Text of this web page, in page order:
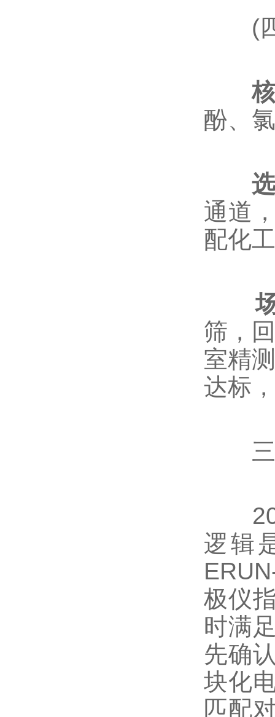
(四)
酚、
通道
配化
筛，
室精
达标
逻辑
极仪
时满
先确
块化
匹配